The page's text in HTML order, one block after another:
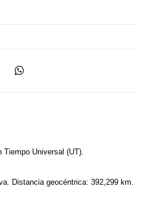
Tiempo Universal (UT).
Distancia geocéntrica: 392,299 km.